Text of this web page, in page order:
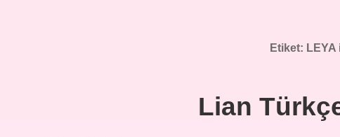
Etiket: LEYA
Lian